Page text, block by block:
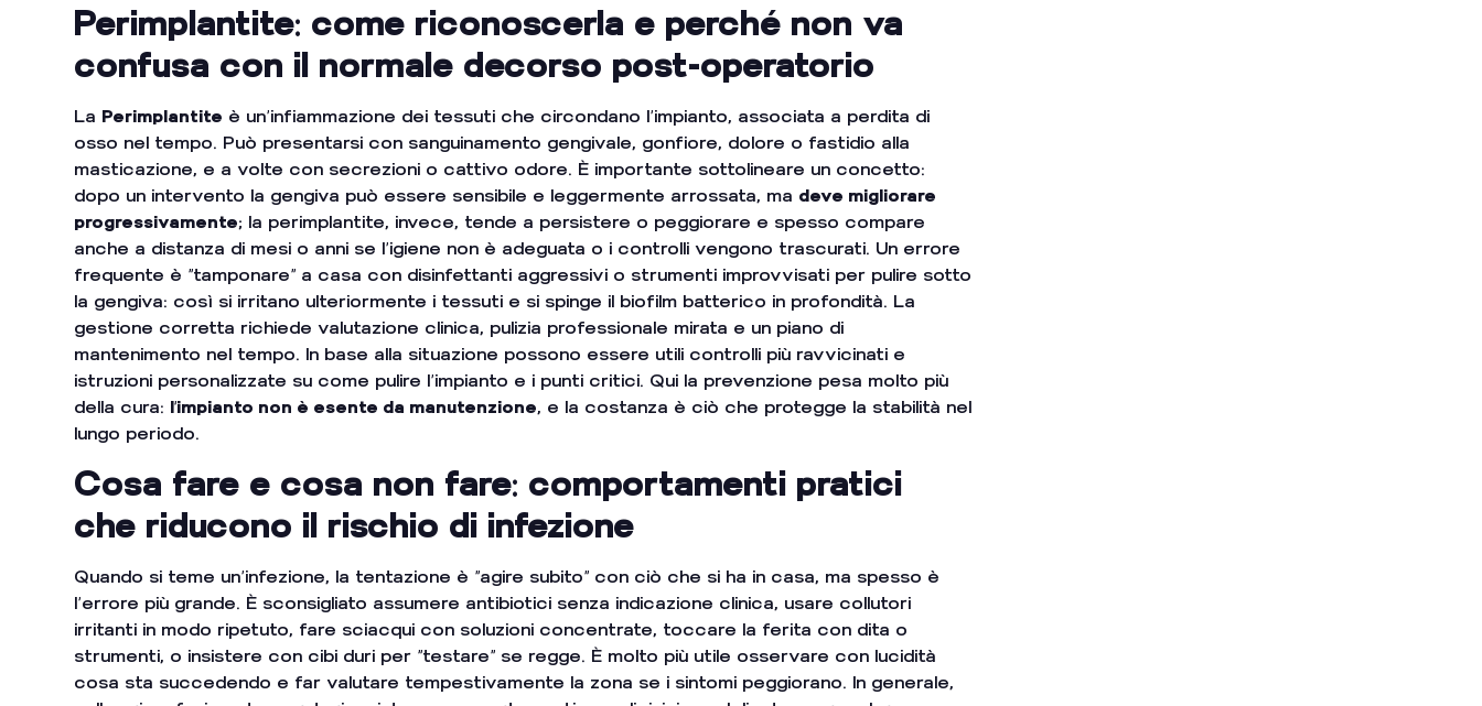
Perimplantite: come riconoscerla e perché non va
confusa con il normale decorso post-operatorio
La Perimplantite è un’infiammazione dei tessuti che circondano l’impianto, associata a perdita di
osso nel tempo. Può presentarsi con sanguinamento gengivale, gonfiore, dolore o fastidio alla
masticazione, e a volte con secrezioni o cattivo odore. È importante sottolineare un concetto:
dopo un intervento la gengiva può essere sensibile e leggermente arrossata, ma deve migliorare
progressivamente; la perimplantite, invece, tende a persistere o peggiorare e spesso compare
anche a distanza di mesi o anni se l’igiene non è adeguata o i controlli vengono trascurati. Un errore
frequente è “tamponare” a casa con disinfettanti aggressivi o strumenti improvvisati per pulire sotto
la gengiva: così si irritano ulteriormente i tessuti e si spinge il biofilm batterico in profondità. La
gestione corretta richiede valutazione clinica, pulizia professionale mirata e un piano di
mantenimento nel tempo. In base alla situazione possono essere utili controlli più ravvicinati e
istruzioni personalizzate su come pulire l’impianto e i punti critici. Qui la prevenzione pesa molto più
della cura: l’impianto non è esente da manutenzione, e la costanza è ciò che protegge la stabilità nel
lungo periodo.
Cosa fare e cosa non fare: comportamenti pratici
che riducono il rischio di infezione
Quando si teme un’infezione, la tentazione è “agire subito” con ciò che si ha in casa, ma spesso è
l’errore più grande. È sconsigliato assumere antibiotici senza indicazione clinica, usare collutori
irritanti in modo ripetuto, fare sciacqui con soluzioni concentrate, toccare la ferita con dita o
strumenti, o insistere con cibi duri per “testare” se regge. È molto più utile osservare con lucidità
cosa sta succedendo e far valutare tempestivamente la zona se i sintomi peggiorano. In generale,